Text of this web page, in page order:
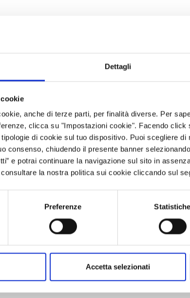
Dettagli
anche di terze parti, per finalità diverse. Per
clicca su "Impostazioni cookie". Facendo
di cookie sul tuo dispositivo. Puoi scegliere
consenso, chiudendo il presente banner
e potrai continuare la navigazione sul sito in
la nostra politica sui cookie cliccando sul
Preferenze Statistiche
Accetta selezionati